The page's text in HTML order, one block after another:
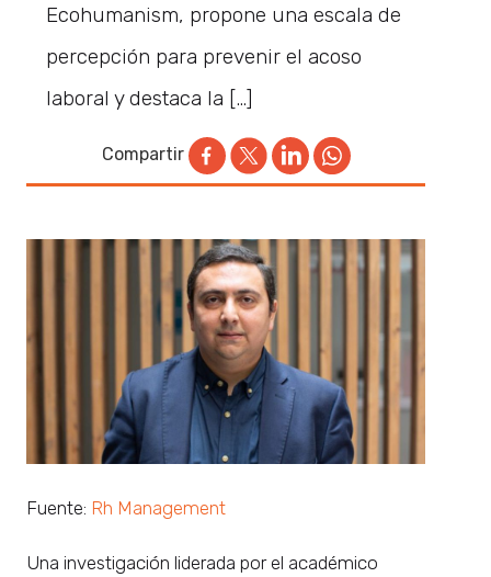
Ecohumanism, propone una escala de
percepción para prevenir el acoso
laboral y destaca la […]
Compartir
Fuente: Rh Management
Una investigación liderada por el académico